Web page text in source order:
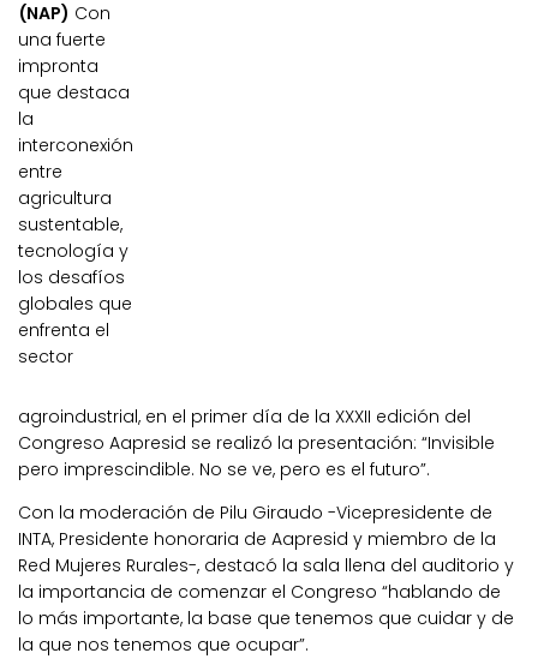
(NAP) Con
una fuerte
impronta
que destaca
la
interconexión
entre
agricultura
sustentable,
tecnología y
los desafíos
globales que
enfrenta el
sector
agroindustrial, en el primer día de la XXXII edición del
Congreso Aapresid se realizó la presentación: “Invisible
pero imprescindible. No se ve, pero es el futuro”.
Con la moderación de Pilu Giraudo -Vicepresidente de
INTA, Presidente honoraria de Aapresid y miembro de la
Red Mujeres Rurales-, destacó la sala llena del auditorio y
la importancia de comenzar el Congreso “hablando de
lo más importante, la base que tenemos que cuidar y de
la que nos tenemos que ocupar”.